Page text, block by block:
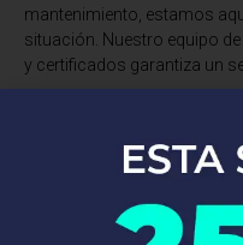
mantenimiento, estamos
situación. Nuestro equipo
y certificados garantiza un
¿Tienes una fuga de agua,
instalación de fontanería?
reparaciones de tuberías,
alta calidad y las técnicas
que tu sistema de